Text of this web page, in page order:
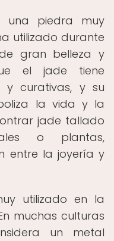
una piedra muy
utilizado durante
gran belleza y
el jade tiene
y curativas, y su
la vida y la
jade tallado
o plantas,
entre la joyería y
utilizado en la
muchas culturas
un metal